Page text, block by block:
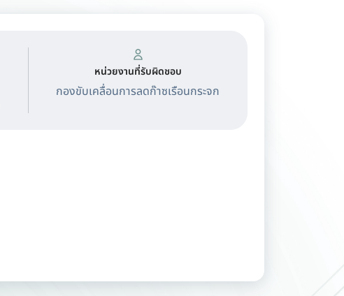
หน่วยงานที่รับผิดชอบ
กองขับเคลื่อนการลดก๊าซเรือนกระจก